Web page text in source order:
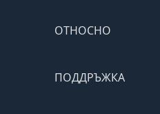
ОТНОСНО
ПОДДРЪЖКА